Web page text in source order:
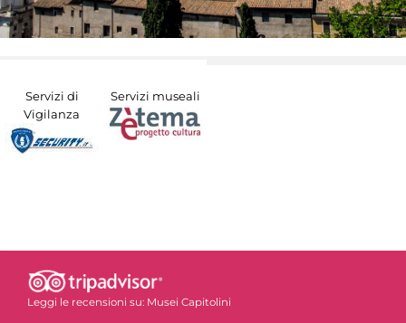
Servizi di
Vigilanza
Servizi museali
Leggi le recensioni su: Musei Capitolini